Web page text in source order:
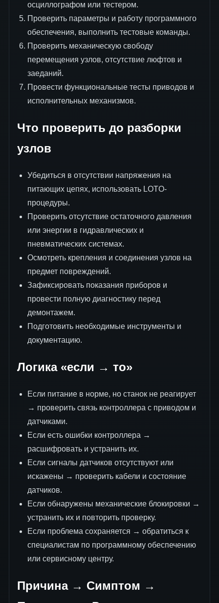
осциллографом или тестером.
Проверить параметры и работу программного
обеспечения, выполнить тестовые команды.
Проверить механическую свободу
перемещения узлов, отсутствие люфтов и
заеданий.
Провести функциональные тесты приводов и
исполнительных механизмов.
Что проверить до разборки
узлов
Убедиться в отсутствии напряжения на
питающих цепях, использовать LOTO-
процедуры.
Проверить отсутствие остаточного давления
или энергии в гидравлических и
пневматических системах.
Осмотреть крепления и соединения узлов на
предмет повреждений.
Зафиксировать показания приборов и
провести полную диагностику перед
демонтажем.
Подготовить необходимые инструменты и
документацию.
Логика «если → то»
Если питание в норме, но станок не реагирует
→ проверить связь контроллера с приводом и
датчиками.
Если есть ошибки контроллера →
расшифровать и устранить их.
Если сигналы датчиков отсутствуют или
искажены → проверить кабели и состояние
датчиков.
Если обнаружены механические блокировки →
устранить их и повторить проверку.
Если проблема сохраняется → обратиться к
специалистам по программному обеспечению
или сервисному центру.
Причина → Симптом →